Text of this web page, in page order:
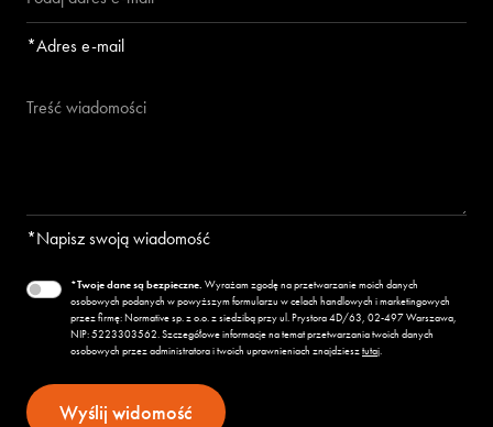
*Adres e-mail
*Napisz swoją wiadomość
*Twoje dane są bezpieczne. Wyrażam zgodę na przetwarzanie moich danych
osobowych podanych w powyższym formularzu w celach handlowych i marketingowych
przez firmę: Normative sp. z o.o. z siedzibą przy ul. Prystora 4D/63, 02-497 Warszawa,
NIP:5223303562. Szczegółowe informacje na temat przetwarzania twoich danych
osobowych przez administratora i twoich uprawnieniach znajdziesztutaj.